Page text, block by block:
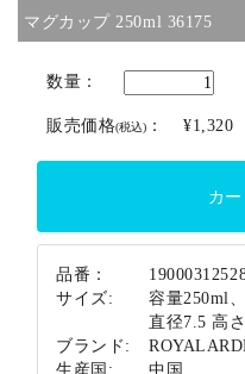
マグカップ 250ml 36175
数量：
販売価格(税込) ： ¥1,320
品番：
サイズ:
容量250ml
直径7.5 高
ブランド:
生産国:
中国